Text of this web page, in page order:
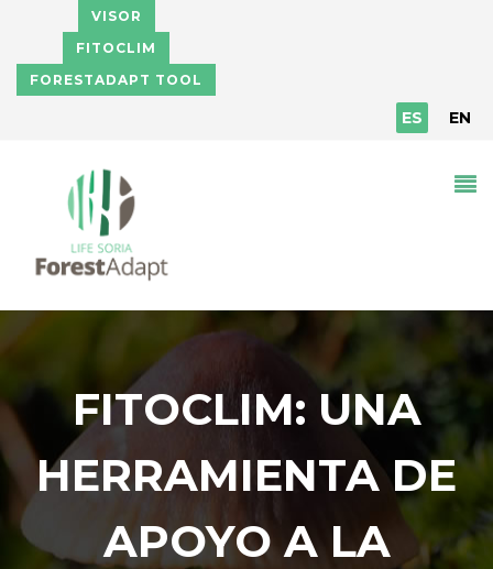
Pasar al contenido principal
VISOR
FITOCLIM
FORESTADAPT TOOL
ES EN
FITOCLIM: UNA
HERRAMIENTA DE
APOYO A LA